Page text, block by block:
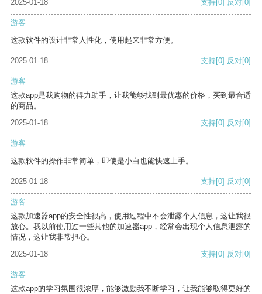
2025-01-18 支持[0] 反对[0]
游客
这款软件的设计非常人性化，使用起来非常方便。
2025-01-18 支持[0] 反对[0]
游客
这款app是我购物的得力助手，让我能够找到最优惠的价格，买到最合适
的商品。
2025-01-18
支持[0] 反对[0]
游客
这款软件的操作非常简单，即使是小白也能快速上手。
2025-01-18 支持[0] 反对[0]
游客
这款加速器app的安全性很高，使用过程中不会泄露个人信息，这让我很
放心。我以前使用过一些其他的加速器app，经常会出现个人信息泄露的
情况，这让我非常担心。
2025-01-18
支持[0] 反对[0]
游客
这款app的学习氛围很浓厚，能够激励我不断学习，让我能够取得更好的